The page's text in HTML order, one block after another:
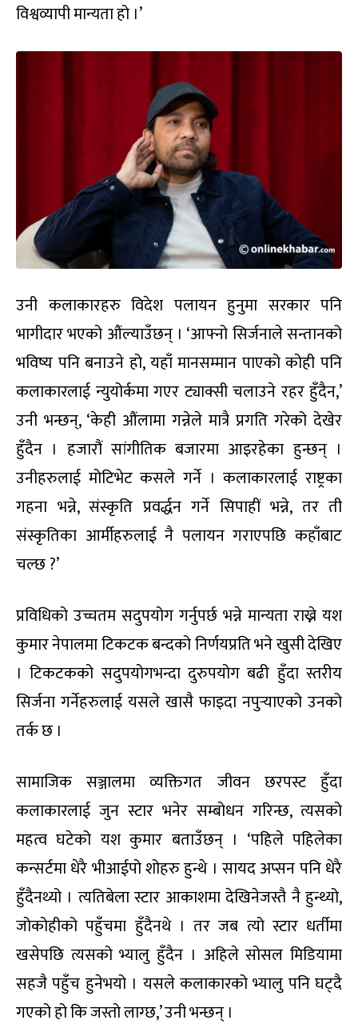
विश्वव्यापी मान्यता हो ।’
उनी कलाकारहरु विदेश पलायन हुनुमा सरकार पनि
भागीदार भएको औंल्याउँछन् । ‘आफ्नो सिर्जनाले सन्तानको
भविष्य पनि बनाउने हो, यहाँ मानसम्मान पाएको कोही पनि
कलाकारलाई न्युयोर्कमा गएर ट्याक्सी चलाउने रहर हुँदैन,’
उनी भन्छन्, ‘केही औंलामा गन्नेले मात्रै प्रगति गरेको देखेर
हुँदैन । हजारौं सांगीतिक बजारमा आइरहेका हुन्छन् ।
उनीहरुलाई मोटिभेट कसले गर्ने । कलाकारलाई राष्ट्रका
गहना भन्ने, संस्कृति प्रवर्द्धन गर्ने सिपाहीं भन्ने, तर ती
संस्कृतिका आर्मीहरुलाई नै पलायन गराएपछि कहाँबाट
चल्छ ?’
प्रविधिको उच्चतम सदुपयोग गर्नुपर्छ भन्ने मान्यता राख्ने यश
कुमार नेपालमा टिकटक बन्दको निर्णयप्रति भने खुसी देखिए
। टिकटकको सदुपयोगभन्दा दुरुपयोग बढी हुँदा स्तरीय
सिर्जना गर्नेहरुलाई यसले खासै फाइदा नपुर्‍याएको उनको
तर्क छ ।
सामाजिक सञ्जालमा व्यक्तिगत जीवन छरपस्ट हुँदा
कलाकारलाई जुन स्टार भनेर सम्बोधन गरिन्छ, त्यसको
महत्व घटेको यश कुमार बताउँछन् । ‘पहिले पहिलेका
कन्सर्टमा धेरै भीआईपो शोहरु हुन्थे । सायद अप्सन पनि धेरै
हुँदैनथ्यो । त्यतिबेला स्टार आकाशमा देखिनेजस्तै नै हुन्थ्यो,
जोकोहीको पहुँचमा हुँदैनथे । तर जब त्यो स्टार धर्तीमा
खसेपछि त्यसको भ्यालु हुँदैन । अहिले सोसल मिडियामा
सहजै पहुँच हुनेभयो । यसले कलाकारको भ्यालु पनि घट्दै
गएको हो कि जस्तो लाग्छ,’ उनी भन्छन् ।